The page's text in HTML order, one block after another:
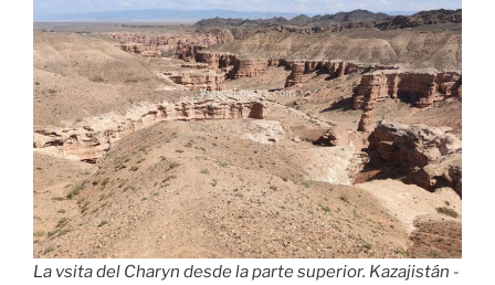
La vsita del Charyn desde la parte superior. Kazajistán -